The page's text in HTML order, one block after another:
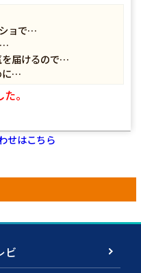
ョで…
…
を届けるので…
に…
。
せはこちら
ビ